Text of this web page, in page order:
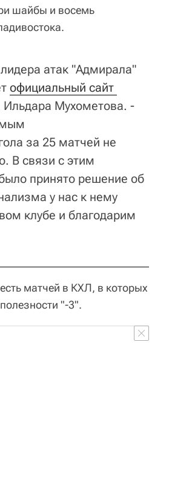
шайбы и восемь
атак "Адмирала"
официальный сайт
Ильдара Мухометова. -
за 25 матчей не
В связи с этим
принято решение об
у нас к нему
клубе и благодарим
матчей в КХЛ, в которых
"-3".